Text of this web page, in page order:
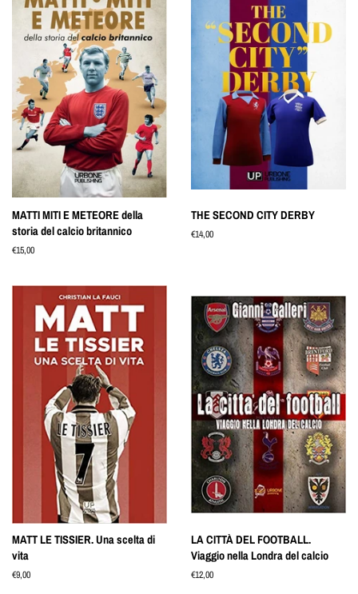
MATTI MITI E METEORE della
storia del calcio britannico
Prezzo
€15,00
THE SECOND CITY DERBY
Prezzo
€14,00
MATT LE TISSIER. Una scelta di
vita
Prezzo
€9,00
LA CITTÀ DEL FOOTBALL.
Viaggio nella Londra del calcio
Prezzo
€12,00